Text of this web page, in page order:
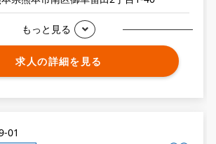
もっと見る
求人の詳細を見る
01